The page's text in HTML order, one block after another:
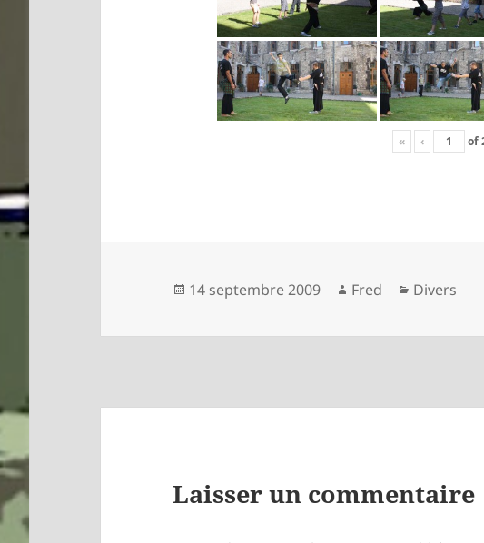
« ‹ of
Publié
14 septembre 2009 Auteur
Fred Catégories
Divers
Laisser un commentaire